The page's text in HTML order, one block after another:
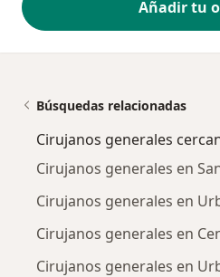
Añadir tu
Búsquedas relacionadas
Cirujanos generales
Cirujanos generales en
Cirujanos generales en
Cirujanos generales en
Cirujanos generales en